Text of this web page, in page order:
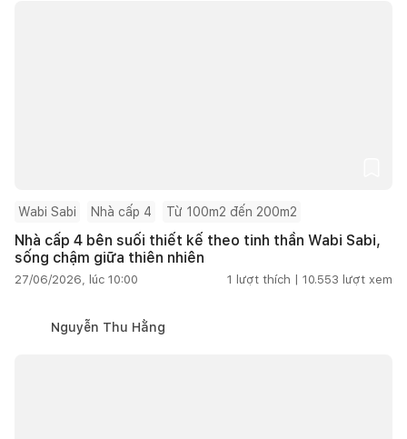
Wabi Sabi Nhà cấp 4 Từ 100m2 đến 200m2
Nhà cấp 4 bên suối thiết kế theo tinh thần Wabi Sabi,
sống chậm giữa thiên nhiên
27/06/2026, lúc 10:00 1 lượt thích | 10.553 lượt xem
Nguyễn Thu Hằng